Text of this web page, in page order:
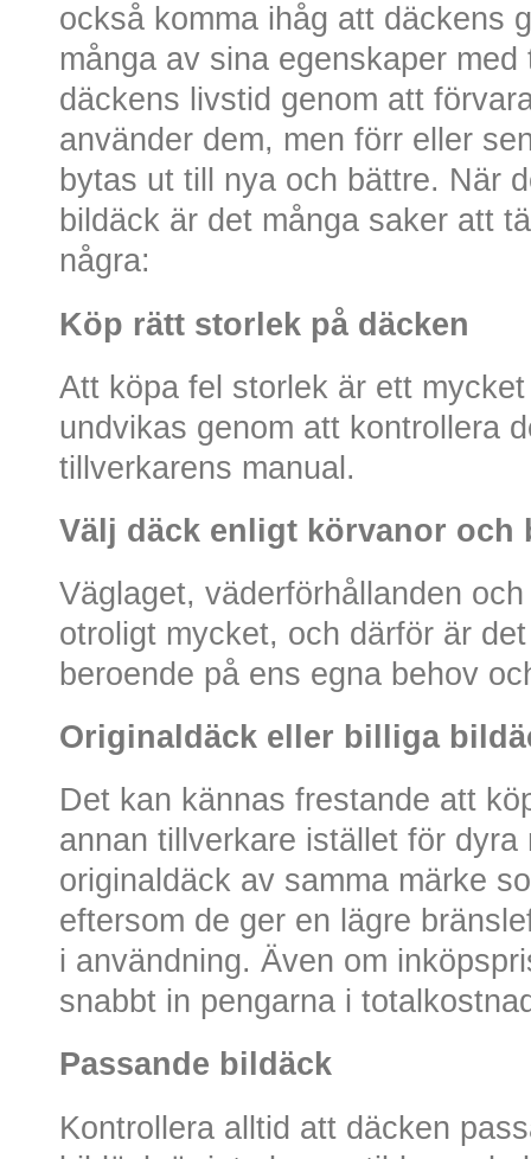
också komma ihåg att däckens
många av sina egenskaper
däckens livstid genom att
använder dem, men förr eller
bytas ut till nya och bättre. När
bildäck är det många saker att
några:
Köp rätt storlek på däcken
Att köpa fel storlek är ett
undvikas genom att kontrollera
tillverkarens manual.
Välj däck enligt körvanor och
Väglaget, väderförhållanden
otroligt mycket, och därför är
beroende på ens egna behov
Originaldäck eller billiga
Det kan kännas frestande att
annan tillverkare istället för
originaldäck av samma märke
eftersom de ger en lägre
i användning. Även om
snabbt in pengarna i
Passande bildäck
Kontrollera alltid att däcken